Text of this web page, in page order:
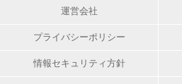
運営会社
プライバシーポリシー
情報セキュリティ方針